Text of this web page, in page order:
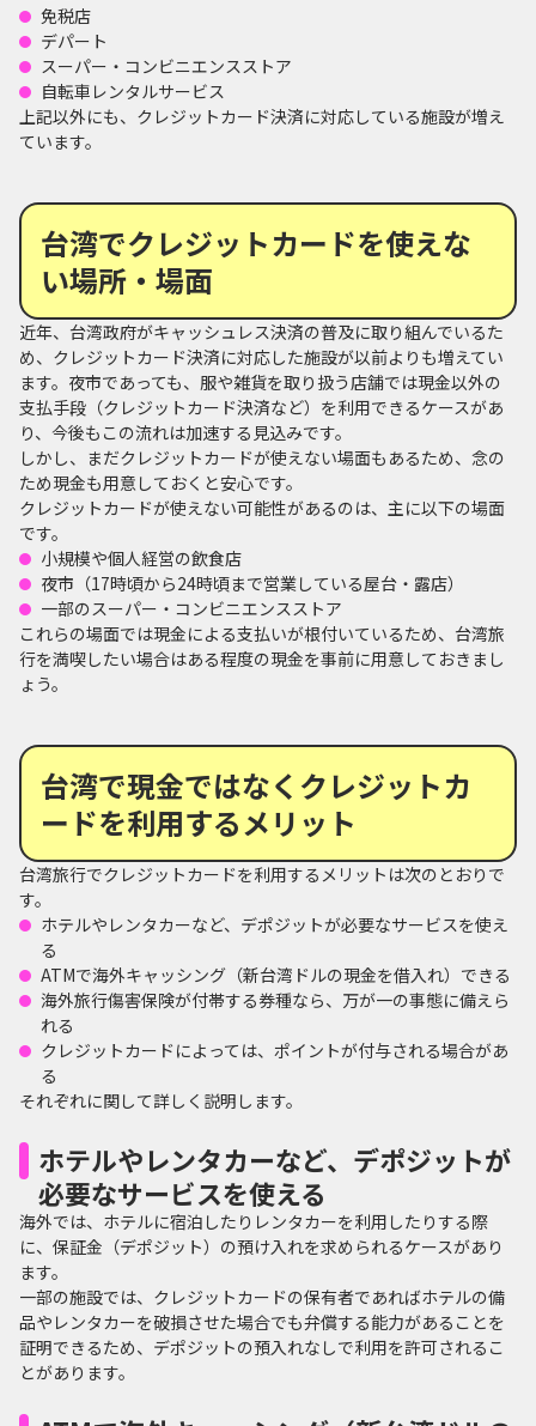
免税店
デパート
スーパー・コンビニエンスストア
自転車レンタルサービス
上記以外にも、クレジットカード決済に対応している施設が増え
ています。
台湾でクレジットカードを使えな
い場所・場面
近年、台湾政府がキャッシュレス決済の普及に取り組んでいるた
め、クレジットカード決済に対応した施設が以前よりも増えてい
ます。夜市であっても、服や雑貨を取り扱う店舗では現金以外の
支払手段（クレジットカード決済など）を利用できるケースがあ
り、今後もこの流れは加速する見込みです。
しかし、まだクレジットカードが使えない場面もあるため、念の
ため現金も用意しておくと安心です。
クレジットカードが使えない可能性があるのは、主に以下の場面
です。
小規模や個人経営の飲食店
夜市（17時頃から24時頃まで営業している屋台・露店）
一部のスーパー・コンビニエンスストア
これらの場面では現金による支払いが根付いているため、台湾旅
行を満喫したい場合はある程度の現金を事前に用意しておきまし
ょう。
台湾で現金ではなくクレジットカ
ードを利用するメリット
台湾旅行でクレジットカードを利用するメリットは次のとおりで
す。
ホテルやレンタカーなど、デポジットが必要なサービスを使え
る
ATMで海外キャッシング（新台湾ドルの現金を借入れ）できる
海外旅行傷害保険が付帯する券種なら、万が一の事態に備えら
れる
クレジットカードによっては、ポイントが付与される場合があ
る
それぞれに関して詳しく説明します。
ホテルやレンタカーなど、デポジットが
必要なサービスを使える
海外では、ホテルに宿泊したりレンタカーを利用したりする際
に、保証金（デポジット）の預け入れを求められるケースがあり
ます。
一部の施設では、クレジットカードの保有者であればホテルの備
品やレンタカーを破損させた場合でも弁償する能力があることを
証明できるため、デポジットの預入れなしで利用を許可されるこ
とがあります。